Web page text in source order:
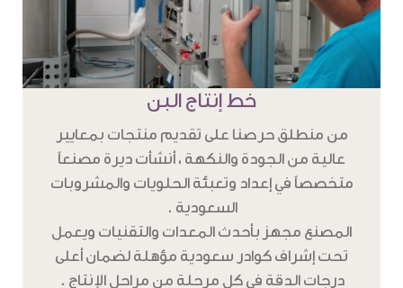
خط إنتاج البن
من منطلق حرصنا على تقديم منتجات بمعايير
عالية من الجودة والنكهة ، أنشأت ديرة مصنعاً
متخصصاً في إعداد وتعبئة الحلويات والمشروبات
السعودية .
المصنع مجهز بأحدث المعدات والتقنيات ويعمل
تحت إشراف كوادر سعودية مؤهلة لضمان أعلى
درجات الدقة في كل مرحلة من مراحل الإنتاج .